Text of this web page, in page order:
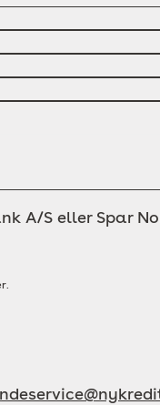
A/S eller Spar